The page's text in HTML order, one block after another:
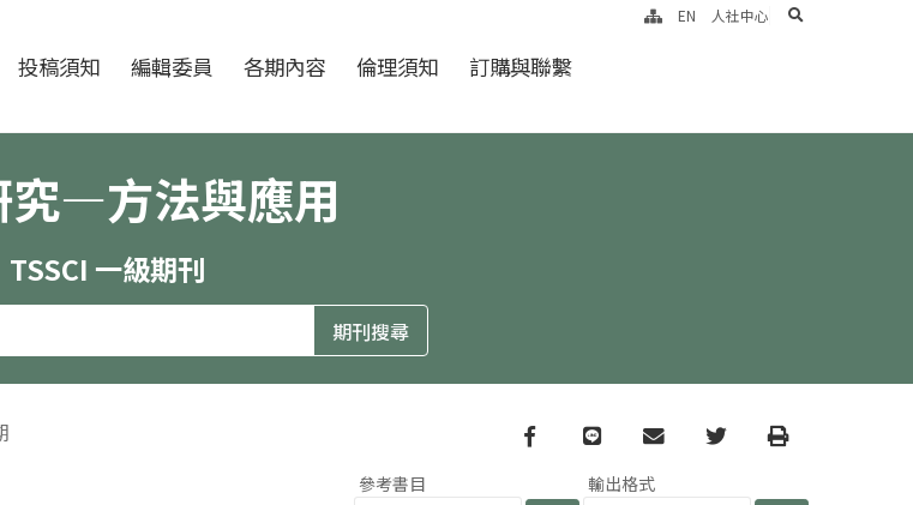
投稿須知 編輯委員 各期內容 倫理須知 訂購與聯繫
EN 人社中心 search
究—方法與應用
TSSCI 一級期刊
Facebook
line email TwitterPrint
參考書目 輸出格式